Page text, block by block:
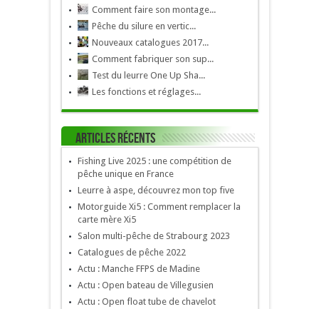
Comment faire son montage...
Pêche du silure en vertic...
Nouveaux catalogues 2017...
Comment fabriquer son sup...
Test du leurre One Up Sha...
Les fonctions et réglages...
Articles récents
Fishing Live 2025 : une compétition de
pêche unique en France
Leurre à aspe, découvrez mon top five
Motorguide Xi5 : Comment remplacer la
carte mère Xi5
Salon multi-pêche de Strabourg 2023
Catalogues de pêche 2022
Actu : Manche FFPS de Madine
Actu : Open bateau de Villegusien
Actu : Open float tube de chavelot